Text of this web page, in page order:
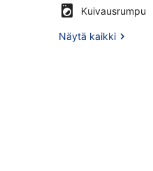
Kuivausrumpu
Näytä kaikki